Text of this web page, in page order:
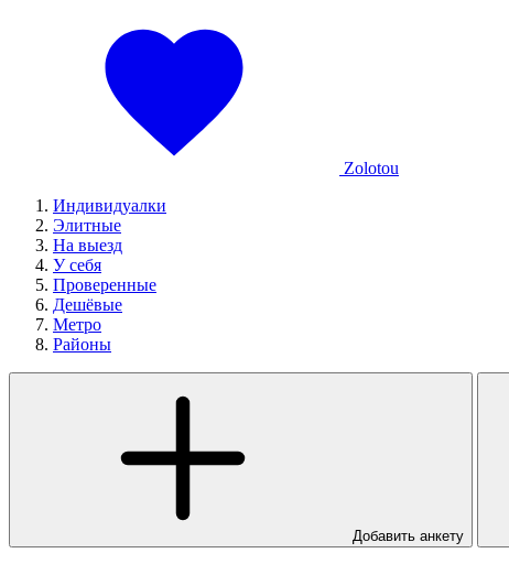
Zolotou
Индивидуалки
Элитные
На выезд
У себя
Проверенные
Дешёвые
Метро
Районы
Добавить анкету